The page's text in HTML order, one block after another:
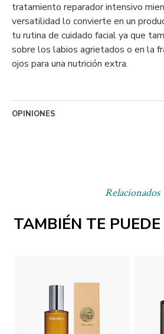
Relacionados
TAMBIÉN TE
tratamiento reparador intensivo
versatilidad lo convierte en un
tu rutina de cuidado facial ya que
sobre los labios agrietados o en la
ojos para una nutrición extra.
OPINIONES